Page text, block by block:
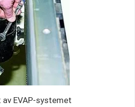
EVAP-systemet